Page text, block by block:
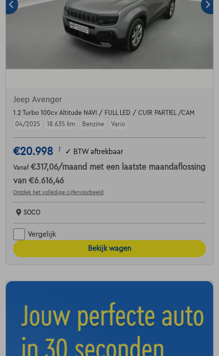
Jeep Avenger
1.2 Turbo 100cv Altitude NAVI / FULL LED / CUIR PARTIEL /CAM
04/2025
18.635 km Benzine Vario
€20.998 1 ✓ BTW aftrekbaar
Vanaf €317,06/maand met een laatste maandaflossing
van €6.616,46
Ontdek het volledige cijfervoorbeeld
SOCO
Vergelijk
Bekijk wagen